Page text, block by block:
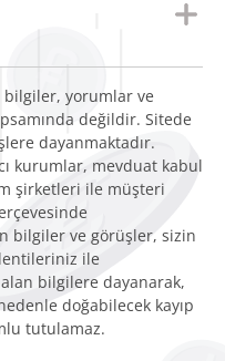
bilgiler, yorumlar ve
değildir. Sitede
dayanmaktadır.
kurumlar, mevduat kabul
şirketleri ile müşteri
bilgiler ve görüşler, sizin
ile
bilgilere dayanarak,
doğabilecek kayıp
tutulamaz.